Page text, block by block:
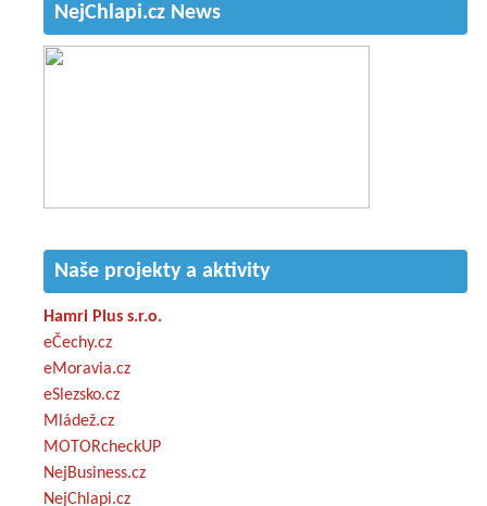
NejChlapi.cz News
Naše projekty a aktivity
Hamri Plus s.r.o.
eČechy.cz
eMoravia.cz
eSlezsko.cz
Mládež.cz
MOTORcheckUP
NejBusiness.cz
NejChlapi.cz